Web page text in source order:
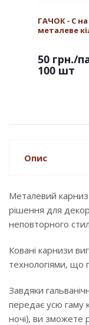
ГАЧОК - С на
металеве
50 грн./
100 шт
Опис
Металевий
рішення для
неповторного
Ковані карнизи
технологіями, що
Завдяки
передає усю гаму
ночі), ви зможете